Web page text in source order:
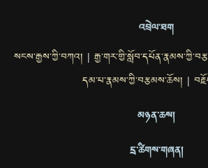
འབྲེལ་ཐག
སངས་རྒྱས་ཀྱི་བཀའ། |
དམ་པ་རྣམས་ཀྱི་བརྩམས་ཆོས། |
མཉན་ཆས།
དྲ་ཚིགས་གཞན།